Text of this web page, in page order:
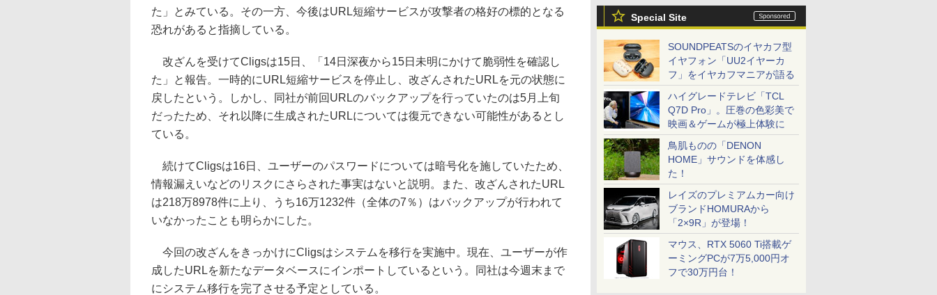
Special Site
SOUNDPEATSのイヤカフ型
イヤフォン「UU2イヤーカ
フ」をイヤカフマニアが語る
ハイグレードテレビ「TCL
Q7D Pro」。圧巻の色彩美で
映画＆ゲームが極上体験に
鳥肌ものの「DENON
HOME」サウンドを体感し
た！
レイズのプレミアムカー向け
ブランドHOMURAから
「2×9R」が登場！
マウス、RTX 5060 Ti搭載ゲ
ーミングPCが7万5,000円オ
フで30万円台！
た」とみている。その一方、今後はURL短縮サービスが攻撃者の格好の標的となる
恐れがあると指摘している。
改ざんを受けてCligsは15日、「14日深夜から15日未明にかけて脆弱性を確認し
た」と報告。一時的にURL短縮サービスを停止し、改ざんされたURLを元の状態に
戻したという。しかし、同社が前回URLのバックアップを行っていたのは5月上旬
だったため、それ以降に生成されたURLについては復元できない可能性があるとし
ている。
続けてCligsは16日、ユーザーのパスワードについては暗号化を施していたため、
情報漏えいなどのリスクにさらされた事実はないと説明。また、改ざんされたURL
は218万8978件に上り、うち16万1232件（全体の7％）はバックアップが行われて
いなかったことも明らかにした。
今回の改ざんをきっかけにCligsはシステムを移行を実施中。現在、ユーザーが作
成したURLを新たなデータベースにインポートしているという。同社は今週末まで
にシステム移行を完了させる予定としている。